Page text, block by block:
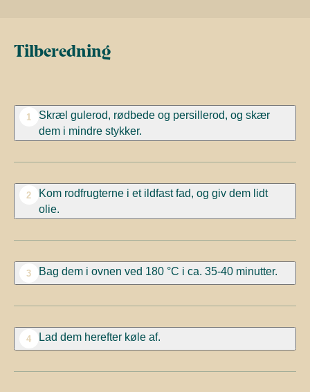
Tilberedning
1
Skræl gulerod, rødbede og persillerod, og skær
dem i mindre stykker.
2
Kom rodfrugterne i et ildfast fad, og giv dem lidt
olie.
3 Bag dem i ovnen ved 180 °C i ca. 35-40 minutter.
4 Lad dem herefter køle af.